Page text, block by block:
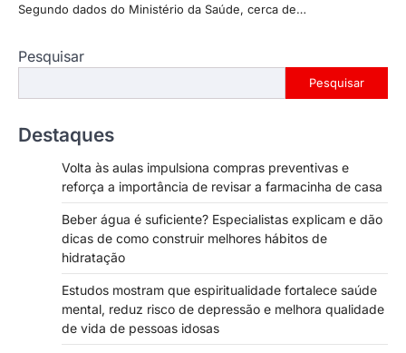
Segundo dados do Ministério da Saúde, cerca de…
Pesquisar
Pesquisar
Destaques
Volta às aulas impulsiona compras preventivas e
reforça a importância de revisar a farmacinha de casa
Beber água é suficiente? Especialistas explicam e dão
dicas de como construir melhores hábitos de
hidratação
Estudos mostram que espiritualidade fortalece saúde
mental, reduz risco de depressão e melhora qualidade
de vida de pessoas idosas